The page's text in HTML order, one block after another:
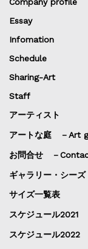
Essay
Infomation
Schedule
Sharing-Art
Staff
アーティスト
アートな庭 －Art
お問合せ －
ギャラリー・シーズ
サイズ一覧表
スケジュール2021
スケジュール2022